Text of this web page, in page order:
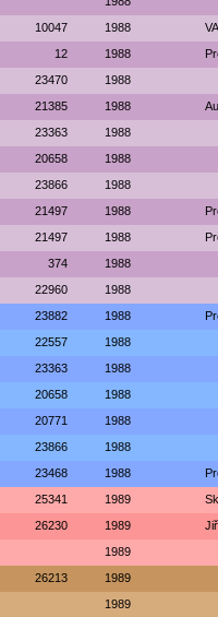
10047 1988
12 1988
23470 1988
21385 1988
23363 1988
20658 1988
23866 1988
21497 1988
21497 1988
374 1988
22960 1988
23882 1988
22557 1988
23363 1988
20658 1988
20771 1988
23866 1988
23468 1988
25341 1989
26230 1989
1989
26213 1989
1989